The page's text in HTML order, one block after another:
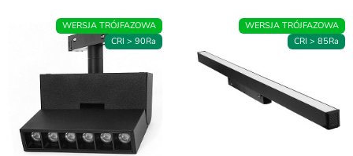
WERSJA TRÓJFAZOWA
CRI > 90Ra
WERSJA TRÓJFAZOWA
CRI > 85Ra